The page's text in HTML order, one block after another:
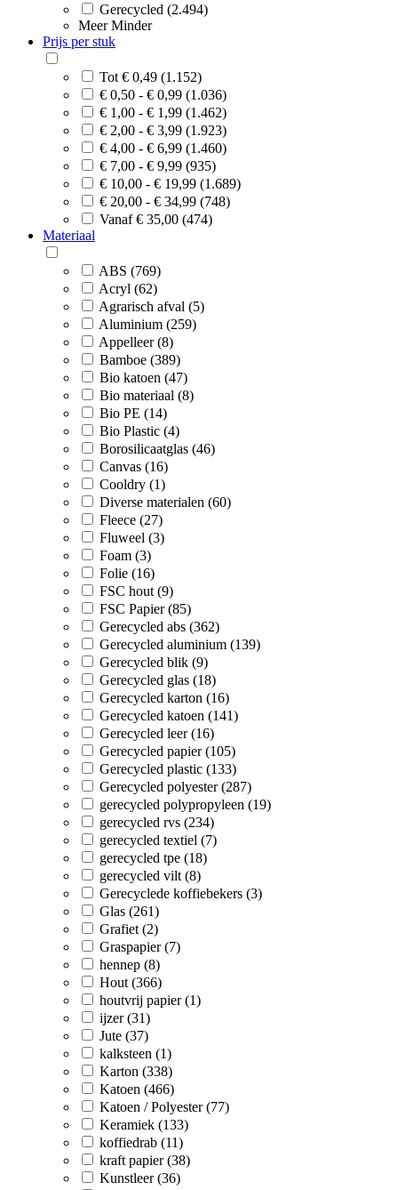
Gerecycled (2.494)
Meer Minder
Prijs per stuk
Tot € 0,49 (1.152)
€ 0,50 - € 0,99 (1.036)
€ 1,00 - € 1,99 (1.462)
€ 2,00 - € 3,99 (1.923)
€ 4,00 - € 6,99 (1.460)
€ 7,00 - € 9,99 (935)
€ 10,00 - € 19,99 (1.689)
€ 20,00 - € 34,99 (748)
Vanaf € 35,00 (474)
Materiaal
ABS (769)
Acryl (62)
Agrarisch afval (5)
Aluminium (259)
Appelleer (8)
Bamboe (389)
Bio katoen (47)
Bio materiaal (8)
Bio PE (14)
Bio Plastic (4)
Borosilicaatglas (46)
Canvas (16)
Cooldry (1)
Diverse materialen (60)
Fleece (27)
Fluweel (3)
Foam (3)
Folie (16)
FSC hout (9)
FSC Papier (85)
Gerecycled abs (362)
Gerecycled aluminium (139)
Gerecycled blik (9)
Gerecycled glas (18)
Gerecycled karton (16)
Gerecycled katoen (141)
Gerecycled leer (16)
Gerecycled papier (105)
Gerecycled plastic (133)
Gerecycled polyester (287)
gerecycled polypropyleen (19)
gerecycled rvs (234)
gerecycled textiel (7)
gerecycled tpe (18)
gerecycled vilt (8)
Gerecyclede koffiebekers (3)
Glas (261)
Grafiet (2)
Graspapier (7)
hennep (8)
Hout (366)
houtvrij papier (1)
ijzer (31)
Jute (37)
kalksteen (1)
Karton (338)
Katoen (466)
Katoen / Polyester (77)
Keramiek (133)
koffiedrab (11)
kraft papier (38)
Kunstleer (36)